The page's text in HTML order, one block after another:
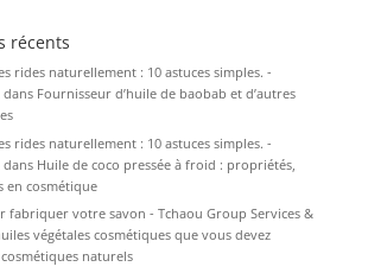
récents
rides naturellement : 10 astuces simples. -
dans Fournisseur d’huile de baobab et d’autres
rides naturellement : 10 astuces simples. -
dans Huile de coco pressée à froid : propriétés,
en cosmétique
fabriquer votre savon - Tchaou Group Services &
végétales cosmétiques que vous devez
naturels